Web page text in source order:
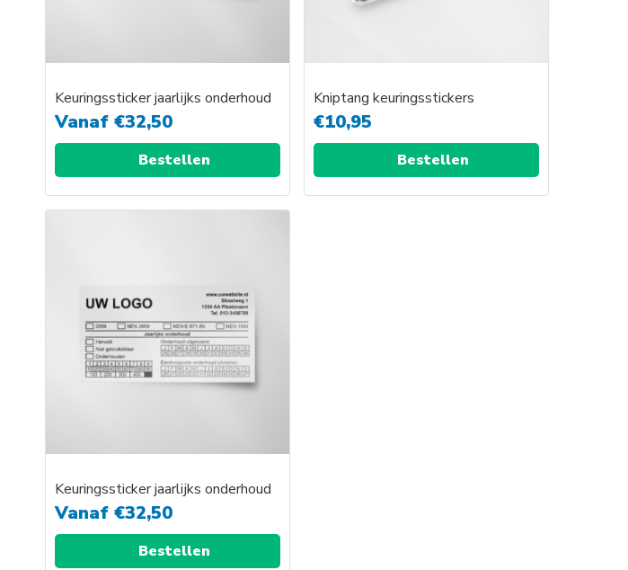
Keuringssticker jaarlijks onderhoud
Vanaf€32,50
Bestellen
Kniptang keuringsstickers
€10,95
Bestellen
Keuringssticker jaarlijks onderhoud
Vanaf€32,50
Bestellen